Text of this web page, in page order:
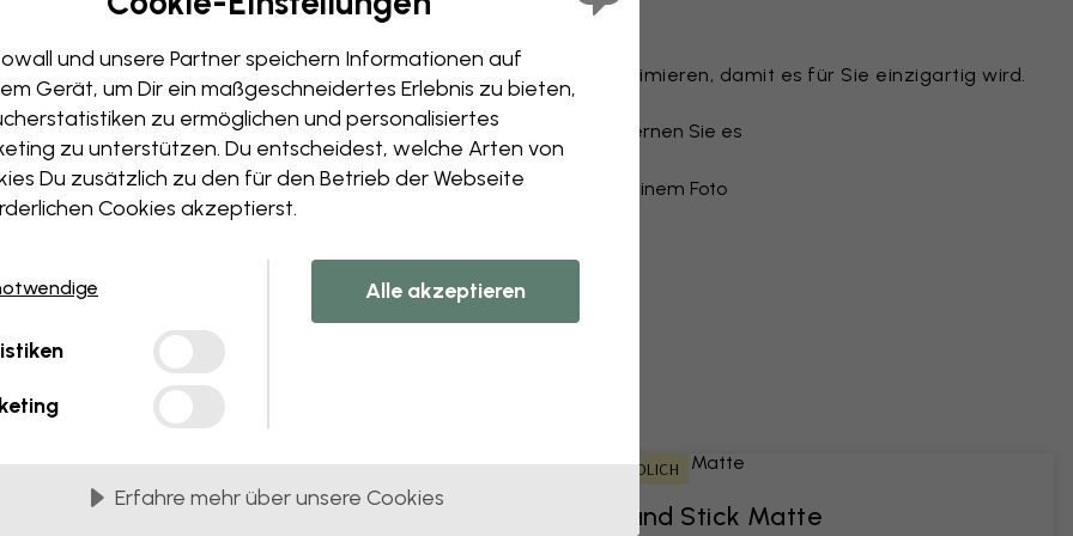
Bearbeiten Sie Ihre Tapete
Unser Designteam kann jedes Motiv optimieren, damit es für Sie einzigartig wird.
Größe oder Farben ändern
Fügen Sie ein Objekt hinzu oder entfernen Sie es
Personalisieren Sie ein Detail
Erstellen Sie Ihre eigene Tapete aus einem Foto
in 45 cm breiten Bahnen
BELIEBTESTE
Premium Matte
MIETFREUNDLICH
Peel and Stick Matte
und unsere Partner speichern Informationen auf
Gerät, um Dir ein maßgeschneidertes Erlebnis zu bieten,
zu ermöglichen und personalisiertes
zu unterstützen. Du entscheidest, welche Arten von
Du zusätzlich zu den für den Betrieb der Webseite
Cookies akzeptierst.
Alle akzeptieren
Erfahre mehr über unsere Cookies